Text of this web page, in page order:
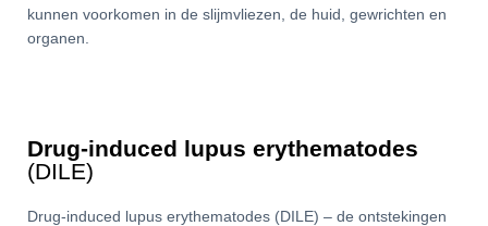
kunnen voorkomen in de slijmvliezen, de huid, gewrichten en
organen.
Drug-induced lupus erythematodes
(DILE)
Drug-induced lupus erythematodes (DILE) – de ontstekingen